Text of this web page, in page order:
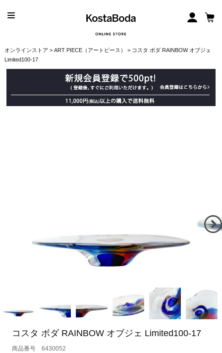
オンラインストア > ART PIECE（アートピース）
> コスタ ボダ RAINBOW オブジェ
Limited100-17
コスタ ボダ RAINBOW オブジェ Limited100-17
6430052